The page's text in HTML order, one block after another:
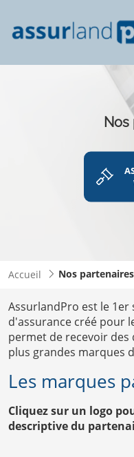
Nos
Accueil Nos partenaires
AssurlandPro est le
d'assurance créé pour
permet de recevoir des
plus grandes marques
Les marques
Cliquez sur un logo
descriptive du